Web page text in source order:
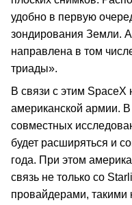
удобно в первую
зондирования Земли. А
направлена в том
триады».
В связи с этим
американской армии.
совместных
будет расширяться и
года. При этом
связь не только со
провайдерами, такими